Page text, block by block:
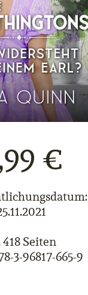
€
418 Seiten
3-96817-665-9